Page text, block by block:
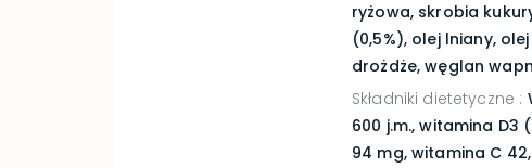
ryżowa, skrobia
(0,5%), olej lniany,
drożdże, węglan
Składniki dietetyczne :
600 j.m., witamina D3
94 mg, witamina C